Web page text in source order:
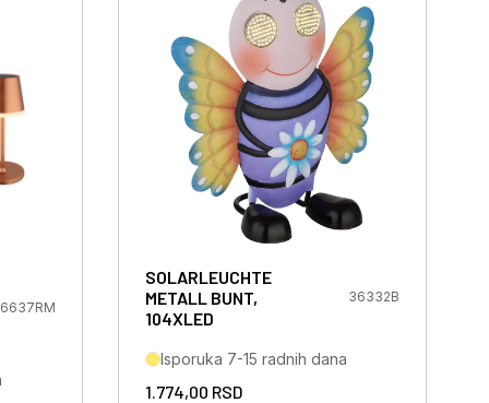
SOLARLEUCHTE
METALL BUNT,
104XLED
36332B
Isporuka 7-15 radnih dana
1.774,00 RSD